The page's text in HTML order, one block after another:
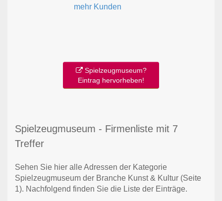
Spielzeugmuseum?
Eintrag hervorheben!
Spielzeugmuseum - Firmenliste mit 7
Treffer
Sehen Sie hier alle Adressen der Kategorie
Spielzeugmuseum der Branche Kunst & Kultur (Seite
1). Nachfolgend finden Sie die Liste der Einträge.